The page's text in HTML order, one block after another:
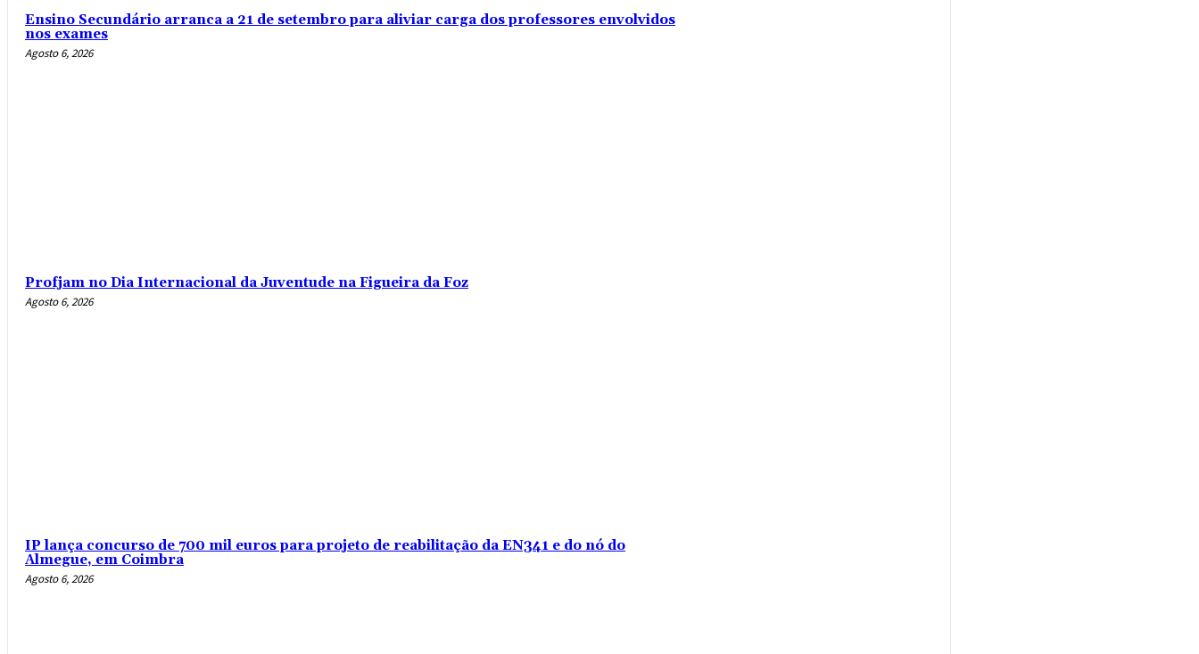
Ensino Secundário arranca a 21 de setembro para aliviar carga dos professores envolvidos
nos exames
Agosto 6, 2026
Profjam no Dia Internacional da Juventude na Figueira da Foz
Agosto 6, 2026
IP lança concurso de 700 mil euros para projeto de reabilitação da EN341 e do nó do
Almegue, em Coimbra
Agosto 6, 2026